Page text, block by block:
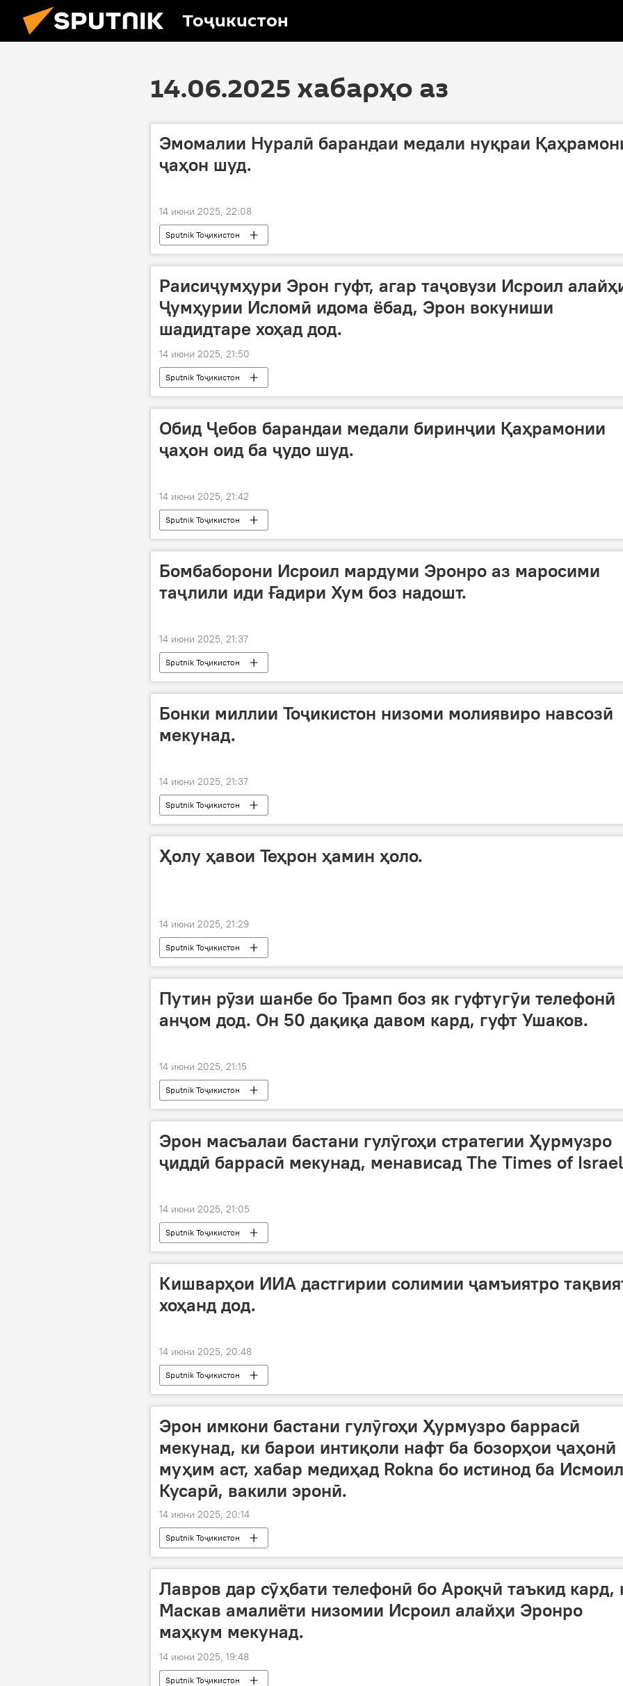
Тоҷикистон
14.06.2025 хабарҳо аз
Эмомалии Нуралӣ барандаи медали нуқраи
ҷаҳон шуд.
14 июни 2025, 22:08
Sputnik Тоҷикистон
Раисиҷумҳури Эрон гуфт, агар таҷовузи Исроил
Ҷумҳурии Исломӣ идома ёбад, Эрон вокуниши
шадидтаре хоҳад дод.
14 июни 2025, 21:50
Sputnik Тоҷикистон
Обид Ҷебов барандаи медали биринҷии Қаҳрамонии
ҷаҳон оид ба ҷудо шуд.
14 июни 2025, 21:42
Sputnik Тоҷикистон
Бомбаборони Исроил мардуми Эронро аз маросими
таҷлили иди Ғадири Хум боз надошт.
14 июни 2025, 21:37
Sputnik Тоҷикистон
Бонки миллии Тоҷикистон низоми молиявиро навсозӣ
мекунад.
14 июни 2025, 21:37
Sputnik Тоҷикистон
Ҳолу ҳавои Теҳрон ҳамин ҳоло.
14 июни 2025, 21:29
Sputnik Тоҷикистон
Путин рӯзи шанбе бо Трамп боз як гуфтугӯи телефонӣ
анҷом дод. Он 50 дақиқа давом кард, гуфт Ушаков.
14 июни 2025, 21:15
Sputnik Тоҷикистон
Эрон масъалаи бастани гулӯгоҳи стратегии Ҳурмузро
ҷиддӣ баррасӣ мекунад, менависад The Times of
14 июни 2025, 21:05
Sputnik Тоҷикистон
Кишварҳои ИИА дастгирии солимии ҷамъиятро
хоҳанд дод.
14 июни 2025, 20:48
Sputnik Тоҷикистон
Эрон имкони бастани гулӯгоҳи Ҳурмузро баррасӣ
мекунад, ки барои интиқоли нафт ба бозорҳои ҷаҳонӣ
муҳим аст, хабар медиҳад Rokna бо истинод ба Исмоил
Кусарӣ, вакили эронӣ.
14 июни 2025, 20:14
Sputnik Тоҷикистон
Лавров дар сӯҳбати телефонӣ бо Ароқчӣ таъкид кард,
Маскав амалиёти низомии Исроил алайҳи Эронро
маҳкум мекунад.
14 июни 2025, 19:48
Sputnik Тоҷикистон